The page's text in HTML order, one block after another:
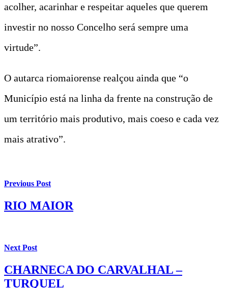
acolher, acarinhar e respeitar aqueles que querem
investir no nosso Concelho será sempre uma
virtude”.
O autarca riomaiorense realçou ainda que “o
Município está na linha da frente na construção de
um território mais produtivo, mais coeso e cada vez
mais atrativo”.
Previous Post
RIO MAIOR
Next Post
CHARNECA DO CARVALHAL –
TURQUEL